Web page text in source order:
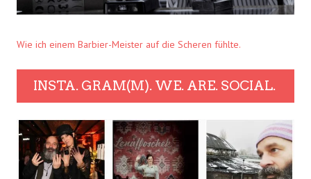
Wie ich einem Barbier-Meister auf die Scheren fühlte.
INSTA. GRAM(M). WE. ARE. SOCIAL.